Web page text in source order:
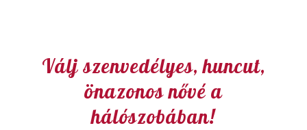
Válj szenvedélyes, huncut,
önazonos nővé a
hálószobában!